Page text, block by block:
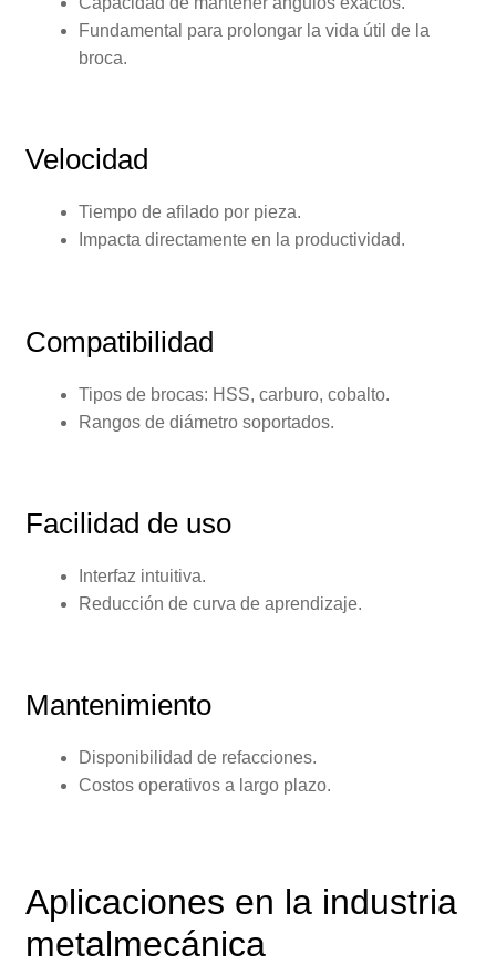
Fundamental para prolongar la vida útil de la
broca.
Velocidad
Tiempo de afilado por pieza.
Impacta directamente en la productividad.
Compatibilidad
Tipos de brocas: HSS, carburo, cobalto.
Rangos de diámetro soportados.
Facilidad de uso
Interfaz intuitiva.
Reducción de curva de aprendizaje.
Mantenimiento
Disponibilidad de refacciones.
Costos operativos a largo plazo.
Aplicaciones en la industria
metalmecánica